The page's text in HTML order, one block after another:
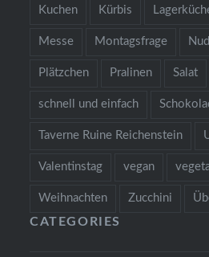
Kuchen Kürbis
Messe Montagsfrage
Plätzchen Pralinen Salat
schnell und einfach
Taverne Ruine Reichenstein
Valentinstag vegan
Weihnachten Zucchini
CATEGORIES